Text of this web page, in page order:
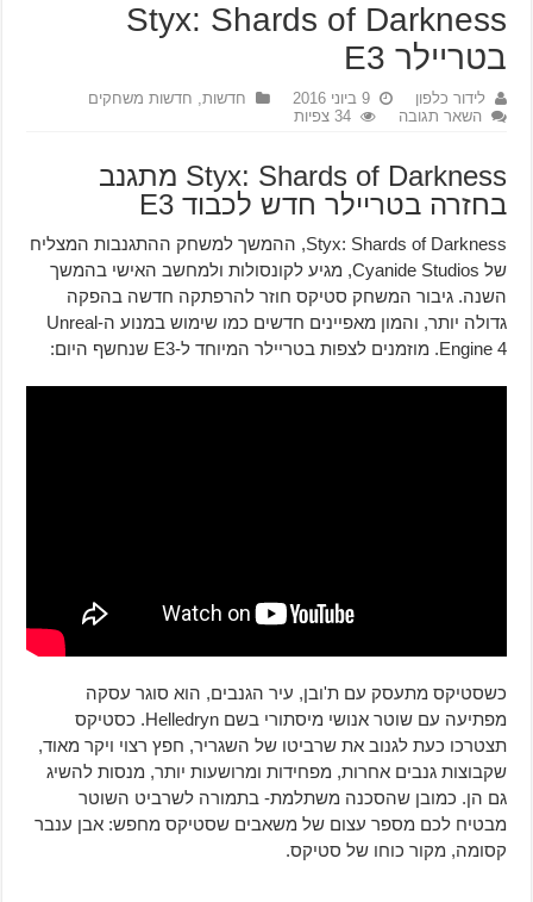
Styx: Shards of Darkness
בטריילר E3
לידור כלפון 9 ביוני 2016 חדשות, חדשות משחקים
השאר תגובה
34 צפיות
Styx: Shards of Darkness מתגנב
בחזרה בטריילר חדש לכבוד E3
Styx: Shards of Darkness, ההמשך למשחק ההתגנבות המצליח
של Cyanide Studios, מגיע לקונסולות ולמחשב האישי בהמשך
השנה. גיבור המשחק סטיקס חוזר להרפתקה חדשה בהפקה
גדולה יותר, והמון מאפיינים חדשים כמו שימוש במנוע ה-Unreal
Engine 4. מוזמנים לצפות בטריילר המיוחד ל-E3 שנחשף היום:
כשסטיקס מתעסק עם ת'ובן, עיר הגנבים, הוא סוגר עסקה
מפתיעה עם שוטר אנושי מיסתורי בשם Helledryn. כסטיקס
תצטרכו כעת לגנוב את שרביטו של השגריר, חפץ רצוי ויקר מאוד,
שקבוצות גנבים אחרות, מפחידות ומרושעות יותר, מנסות להשיג
גם הן. כמובן שהסכנה משתלמת- בתמורה לשרביט השוטר
מבטיח לכם מספר עצום של משאבים שסטיקס מחפש: אבן ענבר
קסומה, מקור כוחו של סטיקס.